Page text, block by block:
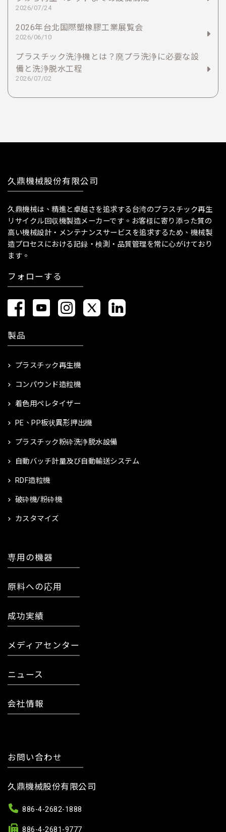
2026/07/24
2026年台北国際塑橡膠工業展覧会
2026/06/10
プラスチック洗浄機とは？廃プラ洗浄に必要な設
備と洗浄脱水工程
2026/07/02
久鼎機械股份有限公司
久鼎機械は、精進と卓越さを追求する台湾のプラスチック再生
リサイクル回収機製造メーカーです。お客様に寄り添った質の
高い機械設計・メンテナンスサービスを追求するため、機械製
造プロセスにおける記録・検測・品質管理を常に心がけており
ます。
フォローする
製品
プラスチック再生機
コンパウンド造粒機
着色用ペレタイザー
PE、PP板状異形押出機
プラスチック粉砕洗浄脱水設備
自動バッチ計量及び自動輸送システム
RDF造粒機
破砕機/粉砕機
カスタマイズ
専用の機器
原料への応用
成功実績
メディアセンター
ニュース
会社情報
お問い合わせ
久鼎機械股份有限公司
886-4-2682-1888
886-4-2681-9777